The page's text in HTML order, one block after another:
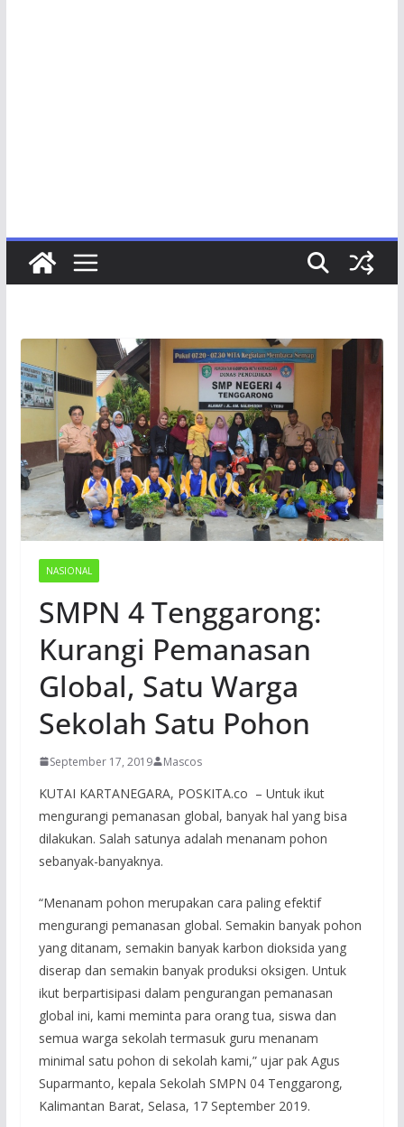
NASIONAL
SMPN 4 Tenggarong:
Kurangi Pemanasan
Global, Satu Warga
Sekolah Satu Pohon
September 17, 2019 Mascos
KUTAI KARTANEGARA, POSKITA.co – Untuk ikut
mengurangi pemanasan global, banyak hal yang bisa
dilakukan. Salah satunya adalah menanam pohon
sebanyak-banyaknya.
“Menanam pohon merupakan cara paling efektif
mengurangi pemanasan global. Semakin banyak pohon
yang ditanam, semakin banyak karbon dioksida yang
diserap dan semakin banyak produksi oksigen. Untuk
ikut berpartisipasi dalam pengurangan pemanasan
global ini, kami meminta para orang tua, siswa dan
semua warga sekolah termasuk guru menanam
minimal satu pohon di sekolah kami,” ujar pak Agus
Suparmanto, kepala Sekolah SMPN 04 Tenggarong,
Kalimantan Barat, Selasa, 17 September 2019.